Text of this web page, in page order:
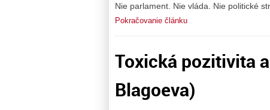
Nie parlament. Nie vláda. Nie politické
Pokračovanie článku
Toxická pozitivita
Blagoeva)